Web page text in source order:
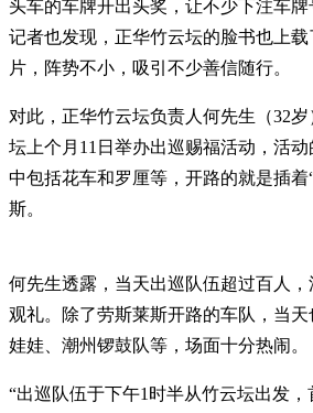
头车的车牌开出头奖，让不少下注车牌
记者也发现，正华竹云坛的脸书也上
片，阵势不小，吸引不少善信随行。
对此，正华竹云坛负责人何先生（32
坛上个月11日举办出巡赐福活动，活
中包括花车和罗厘等，开路的就是插
斯。
何先生透露，当天出巡队伍超过百人
观礼。除了劳斯莱斯开路的车队，当
娃娃、潮州锣鼓队等，场面十分热闹。
“出巡队伍于下午1时半从竹云坛出发